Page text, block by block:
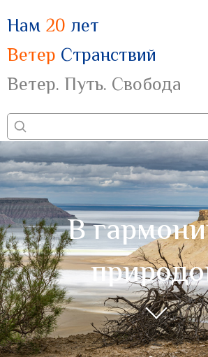
Нам 20 лет
Ветер Странствий
Ветер. Путь. Свобода
В